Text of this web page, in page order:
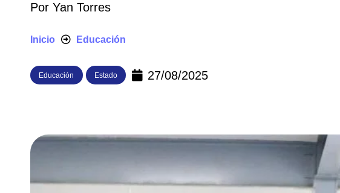
Por Yan Torres
Inicio Educación
Educación Estado 27/08/2025